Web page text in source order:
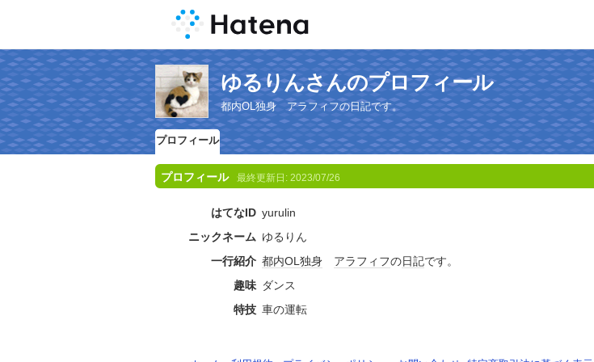
ゆるりんさんのプロフィール
都内OL独身 アラフィフの日記です。
プロフィール
プロフィール 最終更新日: 2023/07/26
はてなID yurulin
ニックネーム ゆるりん
一行紹介 都内OL独身 アラフィフの日記です。
趣味 ダンス
特技 車の運転